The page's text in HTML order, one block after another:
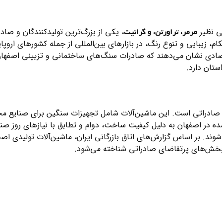
نظیر مرمر، تراورتن، و گرانیت، یکی از بزرگ‌ترین تولیدکنندگان و
و تنوع رنگ، در بازارهای بین‌المللی از جمله کشورهای
نشان می‌دهند که صادرات سنگ‌های ساختمانی و تزیینی
دارد.
است. این ماشین‌آلات شامل تجهیزات سنگین برای صنایع
اصفهان به دلیل کیفیت ساخت، دوام و تطابق با نیازهای روز
بر اساس گزارش‌های اتاق بازرگانی ایران، ماشین‌آلات تولیدی
بخش‌های پرتقاضای صادراتی شناخته می‌شود.